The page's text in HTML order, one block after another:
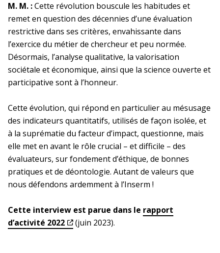
M. M. :Cette révolution bouscule les habitudes et
remet en question des décennies d’une évaluation
restrictive dans ses critères, envahissante dans
l’exercice du métier de chercheur et peu normée.
Désormais, l’analyse qualitative, la valorisation
sociétale et économique, ainsi que la science ouverte et
participative sont à l’honneur.
Cette évolution, qui répond en particulier au mésusage
des indicateurs quantitatifs, utilisés de façon isolée, et
à la suprématie du facteur d’impact, questionne, mais
elle met en avant le rôle crucial – et difficile – des
évaluateurs, sur fondement d’éthique, de bonnes
pratiques et de déontologie. Autant de valeurs que
nous défendons ardemment à l’Inserm !
Cette interview est parue dans le rapport
d’activité 2022
(juin 2023).